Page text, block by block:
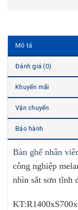
Mô tả
Đánh giá (0)
Khuyến mãi
Vận chuyển
Bảo hành
Bàn ghế nhân
công nghiệp
nhìn sắt sơn tĩnh